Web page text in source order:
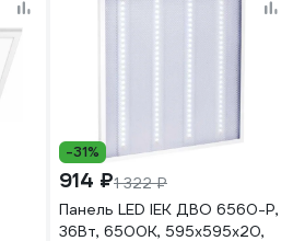
-31%
914 ₽1 322 ₽
Панель LED IEK ДВО 6560-P,
36Вт, 6500К, 595х595х20,